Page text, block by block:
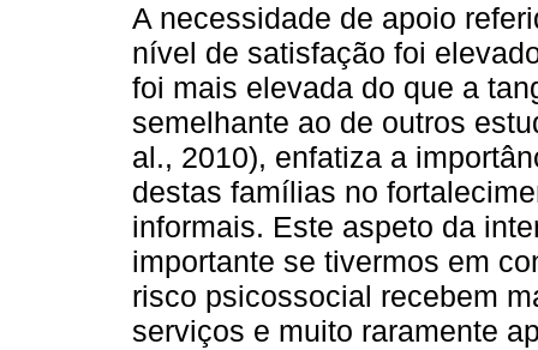
A necessidade de apoio
nível de satisfação foi
foi mais elevada do que a
semelhante ao de outros
al., 2010), enfatiza a
destas famílias no
informais. Este aspeto da
importante se tivermos em
risco psicossocial recebem
serviços e muito raramente